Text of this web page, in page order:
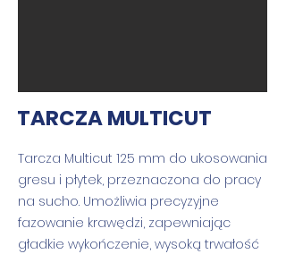
TARCZA MULTICUT
Tarcza Multicut 125 mm do ukosowania
gresu i płytek, przeznaczona do pracy
na sucho. Umożliwia precyzyjne
fazowanie krawędzi, zapewniając
gładkie wykończenie, wysoką trwałość